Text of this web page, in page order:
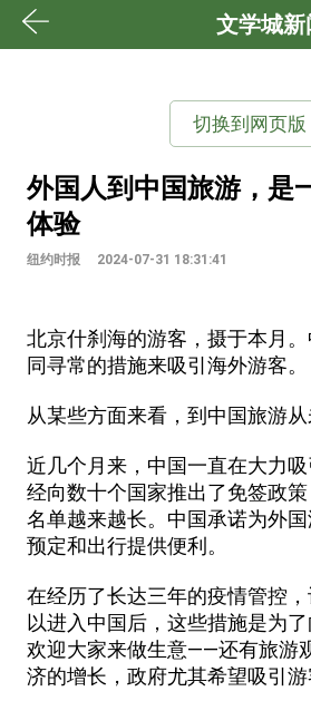
文学城新
切换到网页版
外国人到中国旅游，是
体验
纽约时报 2024-07-31 18:31:41
北京什刹海的游客，摄于本月
同寻常的措施来吸引海外游客。
从某些方面来看，到中国旅游从
近几个月来，中国一直在大力
经向数十个国家推出了免签政
名单越来越长。中国承诺为外
预定和出行提供便利。
在经历了长达三年的疫情管控
以进入中国后，这些措施是为
欢迎大家来做生意——还有旅游
济的增长，政府尤其希望吸引游